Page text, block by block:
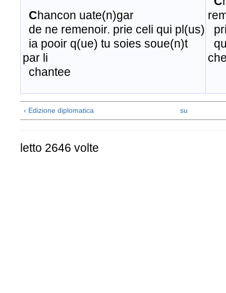
Chancon uate(n)gar
de ne remenoir. prie celi qui pl(us)
ia pooir q(ue) tu soies soue(n)t
par li
chantee​
‹ Edizione diplomatica su
letto 2646 volte